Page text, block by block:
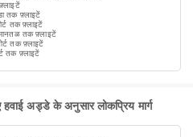
तक फ़्लाइटें
तक फ़्लाइटें
तक फ़्लाइटें
तक फ़्लाइटें
तक फ़्लाइटें
हवाई अड्डे के अनुसार लोकप्रिय मार्ग